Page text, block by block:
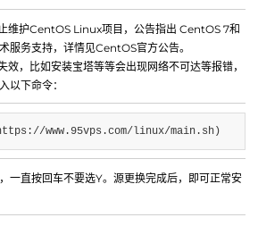
维护CentOS Linux项目，公告指出 CentOS 7和
务支持，详情见CentOS官方公告。
，比如安装宝塔等等会出现网络不可达等报错，
以下命令：
www.95vps.com/linux/main.sh)
一直按回车不要选Y。源更换完成后，即可正常安